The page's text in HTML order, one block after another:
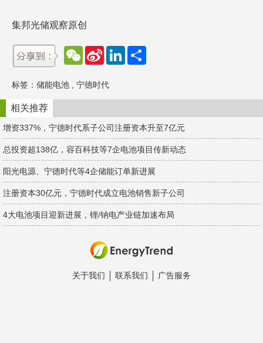
集邦光储观察原创
W
e
a
t
S
W
e
b
o
L
d
n
标签： 储能电池 宁德时代
相关推荐
增资337%，宁德时代系子公司注册资本升至7亿元
总投资超138亿，容百科技等7企电池项目传新动态
阳光电源、宁德时代等4企储能订单新进展
注册资本30亿元，宁德时代成立电池销售新子公司
4大电池项目迎新进展，锂/钠电产业链加速布局
关于我们 联系我们 广告服务